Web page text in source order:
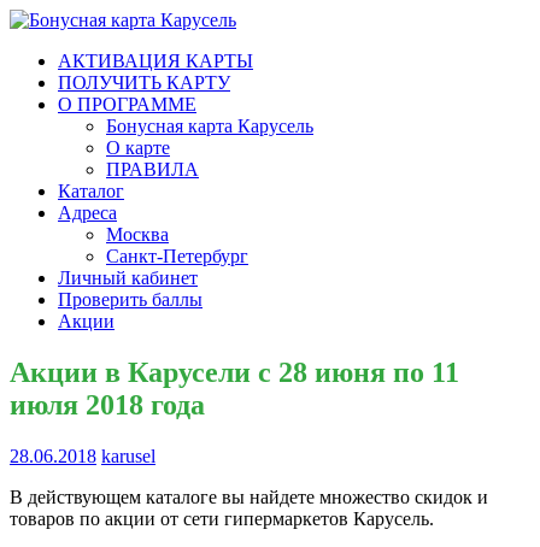
Гипермаркеты «Карусель» появились 11 лет назад, в 2006 году.
В 2008 году «Карусель» присоединились к группе компаний
X5 Retail Group N.V. Это слияние пошло только на пользу.
АКТИВАЦИЯ КАРТЫ
ПОЛУЧИТЬ КАРТУ
О ПРОГРАММЕ
Бонусная карта Карусель
О карте
ПРАВИЛА
Каталог
Адреса
Москва
Санкт-Петербург
Личный кабинет
Проверить баллы
Акции
Акции в Карусели с 28 июня по 11
июля 2018 года
28.06.2018 karusel
В действующем каталоге вы найдете множество скидок и
товаров по акции от сети гипермаркетов Карусель.